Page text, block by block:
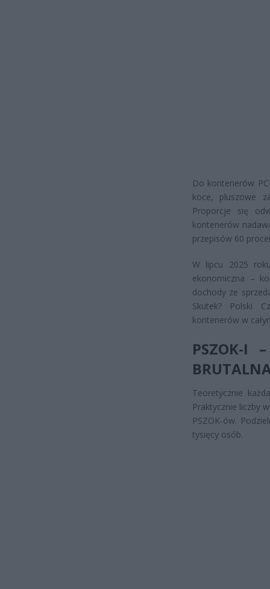
Do kontenerów
koce, pluszowe
Proporcje się
kontenerów
przepisów 60
W lipcu 2025
ekonomiczna –
dochody ze
Skutek? Polski
kontenerów w
PSZOK-I
Teoretycznie
Praktycznie liczby
PSZOK-ów.
tysięcy osób.